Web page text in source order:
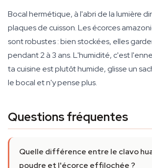
Bocal hermétique, à l'abri de la lumière
plaques de cuisson. Les écorces
sont robustes : bien stockées, elles
pendant 2 à 3 ans. L'humidité, c'est
ta cuisine est plutôt humide, glisse un
le bocal et n'y pense plus.
Questions fréquentes
Quelle différence entre le clavo
poudre et l'écorce effilochée ?